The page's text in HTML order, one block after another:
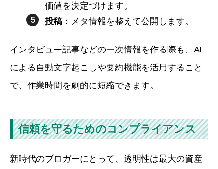
価値を決定づけます。
投稿 ：メタ情報を整えて公開します。
インタビュー記事などの一次情報を作る際も、AI
による自動文字起こしや要約機能を活用すること
で、作業時間を劇的に短縮できます。
信頼を守るためのコンプライアンス
新時代のブロガーにとって、透明性は最大の資産